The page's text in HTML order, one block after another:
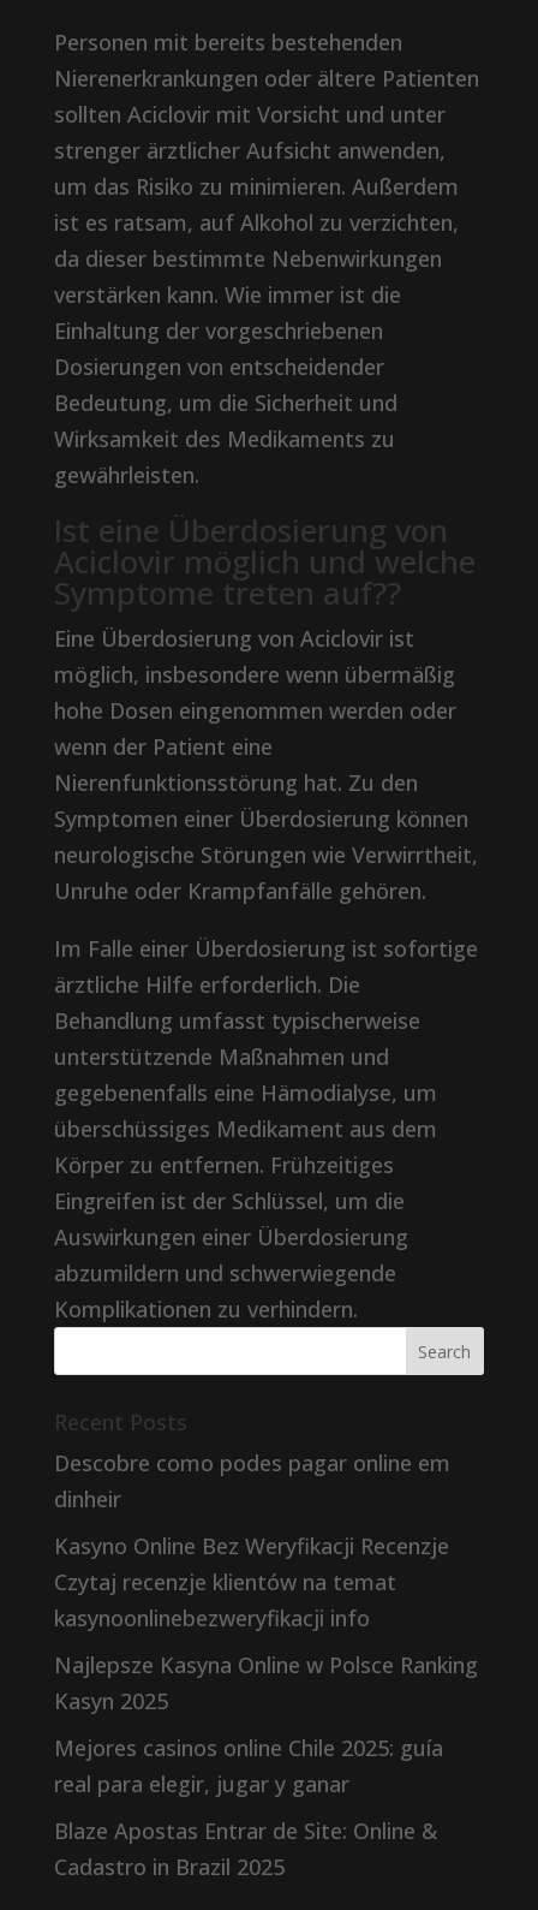
Personen mit bereits bestehenden
Nierenerkrankungen oder ältere Patienten
sollten Aciclovir mit Vorsicht und unter
strenger ärztlicher Aufsicht anwenden,
um das Risiko zu minimieren. Außerdem
ist es ratsam, auf Alkohol zu verzichten,
da dieser bestimmte Nebenwirkungen
verstärken kann. Wie immer ist die
Einhaltung der vorgeschriebenen
Dosierungen von entscheidender
Bedeutung, um die Sicherheit und
Wirksamkeit des Medikaments zu
gewährleisten.
Ist eine Überdosierung von
Aciclovir möglich und welche
Symptome treten auf??
Eine Überdosierung von Aciclovir ist
möglich, insbesondere wenn übermäßig
hohe Dosen eingenommen werden oder
wenn der Patient eine
Nierenfunktionsstörung hat. Zu den
Symptomen einer Überdosierung können
neurologische Störungen wie Verwirrtheit,
Unruhe oder Krampfanfälle gehören.
Im Falle einer Überdosierung ist sofortige
ärztliche Hilfe erforderlich. Die
Behandlung umfasst typischerweise
unterstützende Maßnahmen und
gegebenenfalls eine Hämodialyse, um
überschüssiges Medikament aus dem
Körper zu entfernen. Frühzeitiges
Eingreifen ist der Schlüssel, um die
Auswirkungen einer Überdosierung
abzumildern und schwerwiegende
Komplikationen zu verhindern.
Recent Posts
Descobre como podes pagar online em
dinheir
Kasyno Online Bez Weryfikacji Recenzje
Czytaj recenzje klientów na temat
kasynoonlinebezweryfikacji info
Najlepsze Kasyna Online w Polsce Ranking
Kasyn 2025
Mejores casinos online Chile 2025: guía
real para elegir, jugar y ganar
Blaze Apostas Entrar de Site: Online &
Cadastro in Brazil 2025